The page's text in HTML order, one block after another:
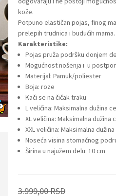
kože.
Potpuno elastičan pojas, finog
prelepih trudnica i budućih mama.
Karakteristike:
Pojas pruža podršku donjem
Mogućnost nošenja i u
Materijal: Pamuk/poliester
Boja: roze
Kači se na čičak traku
L veličina: Maksimalna dužina
XL veličina: Maksimalna dužina
XXL veličina: Maksimalna
Noseća visina stomačnog
Širina u najužem delu: 10 cm
3.999,00RSD